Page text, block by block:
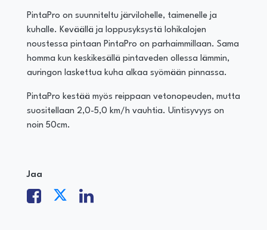
PintaPro on suunniteltu järvilohelle, taimenelle ja
kuhalle. Keväällä ja loppusyksystä lohikalojen
noustessa pintaan PintaPro on parhaimmillaan. Sama
homma kun keskikesällä pintaveden ollessa lämmin,
auringon laskettua kuha alkaa syömään pinnassa.
PintaPro kestää myös reippaan vetonopeuden, mutta
suositellaan 2,0-5,0 km/h vauhtia. Uintisyvyys on
noin 50cm.
Jaa